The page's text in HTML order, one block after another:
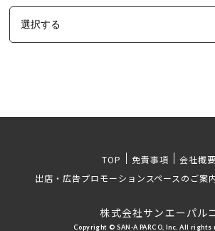
TOP 免責事項
会社概要
出店・広告プロモーションスペースのご案
株式会社サンエーパル
Copyright © SAN-A PARCO, Inc. All rights